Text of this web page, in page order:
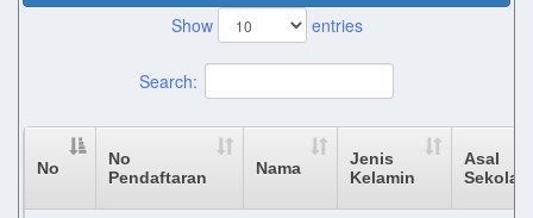
Show
entries
Search:
No
No
Pendaftaran
Nama
Jenis
Kelamin
Asal
Sekolah